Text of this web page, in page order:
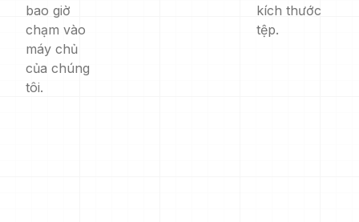
bao giờ
chạm vào
máy chủ
của chúng
tôi.
kích thước
tệp.